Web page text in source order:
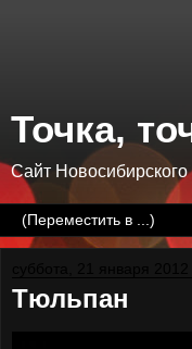
Точка,
Сайт
Тюльпан